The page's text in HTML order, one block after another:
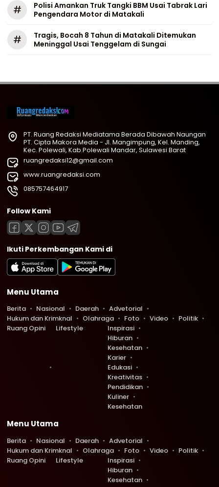
#
Polisi Amankan Truk Tangki BBM Usai Tabrak Lari
Pengendara Motor di Matakali
#
Tragis, Bocah 8 Tahun di Matakali Ditemukan
Meninggal Usai Tenggelam di Sungai
PT. Ruang Redaksi Mediatama Berada Dibawah Naungan
PT. Cipta Makora Media - Jl. Mangimpung, Kel. Manding,
Kec. Polewali, Kab.Polewali Mandar, Sulawesi Barat
ruangredaksi12@gmail.com
www.ruangredaksi.com
085757464917
Follow Kami
Ikuti Perkembangan Kami di
Menu Utama
Berita Nasional Daerah
Advetorial
Hukum dan Krimknal
Olahraga Foto Video
Politik
Ruang Opini
Lifestyle
Inspirasi
Hiburan
Kesehatan
Karier
Edukasi
Kreativitas
Pendidikan
Kuliner
Kesehatan
Menu Utama
Berita Nasional Daerah
Advetorial
Hukum dan Krimknal
Olahraga Foto Video
Politik
Ruang Opini
Lifestyle
Inspirasi
Hiburan
Kesehatan